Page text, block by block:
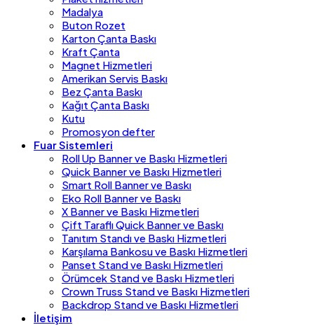
Madalya
Buton Rozet
Karton Çanta Baskı
Kraft Çanta
Magnet Hizmetleri
Amerikan Servis Baskı
Bez Çanta Baskı
Kağıt Çanta Baskı
Kutu
Promosyon defter
Fuar Sistemleri
Roll Up Banner ve Baskı Hizmetleri
Quick Banner ve Baskı Hizmetleri
Smart Roll Banner ve Baskı
Eko Roll Banner ve Baskı
X Banner ve Baskı Hizmetleri
Çift Taraflı Quick Banner ve Baskı
Tanıtım Standı ve Baskı Hizmetleri
Karşılama Bankosu ve Baskı Hizmetleri
Panset Stand ve Baskı Hizmetleri
Örümcek Stand ve Baskı Hizmetleri
Crown Truss Stand ve Baskı Hizmetleri
Backdrop Stand ve Baskı Hizmetleri
İletişim